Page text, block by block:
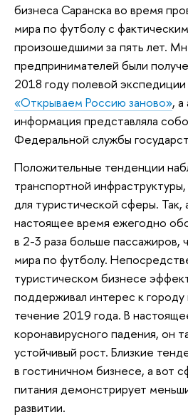
бизнеса Саранска во время
мира по футболу с
произошедшими за пять лет.
предпринимателей были
2018 году полевой
«Открываем Россию заново», а
информация представляла
Федеральной службы
Положительные тенденции
транспортной
для туристической сферы. Так,
настоящее время ежегодно
в 2-3 раза больше пассажиров,
мира по футболу.
туристическом бизнесе
поддерживал интерес к
течение 2019 года. В
коронавирусного падения, он
устойчивый рост. Близкие
в гостиничном бизнесе, а вот
питания демонстрирует
развитии.